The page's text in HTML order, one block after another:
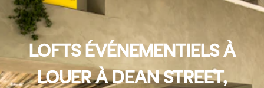
LOFTS ÉVÉNEMENTIELS À
LOUER À DEAN STREET,